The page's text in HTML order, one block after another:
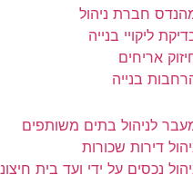
חברת ניהול
ליקויי בנייה
אריחים
בנייה
לניהול בתים משותפים
דירות שכורות
נכסים על ידי ועד בית חיצוני